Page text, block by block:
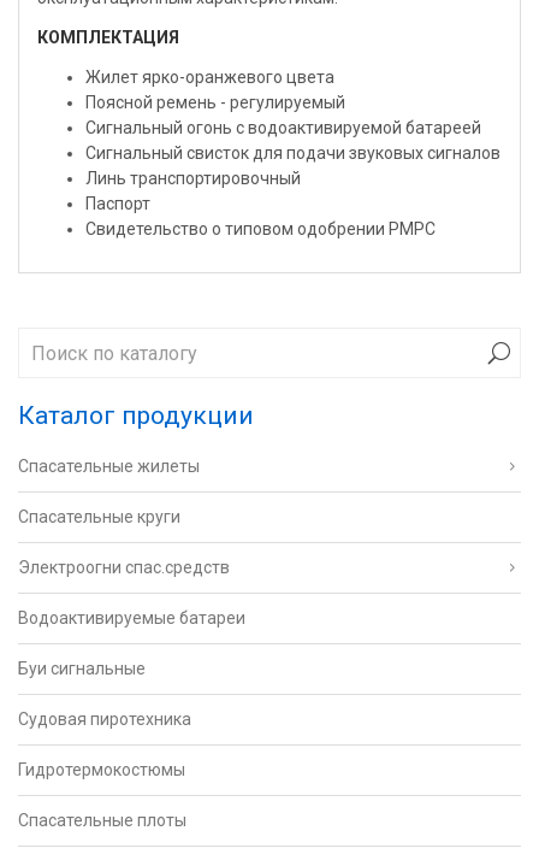
КОМПЛЕКТАЦИЯ
Жилет ярко-оранжевого цвета
Поясной ремень - регулируемый
Сигнальный огонь с водоактивируемой батареей
Cигнальный свисток для подачи звуковых сигналов
Линь транспортировочный
Паспорт
Свидетельство о типовом одобрении РМРС
Каталог продукции
Спасательные жилеты
Спасательные круги
Электроогни спас.средств
Водоактивируемые батареи
Буи сигнальные
Судовая пиротехника
Гидротермокостюмы
Спасательные плоты